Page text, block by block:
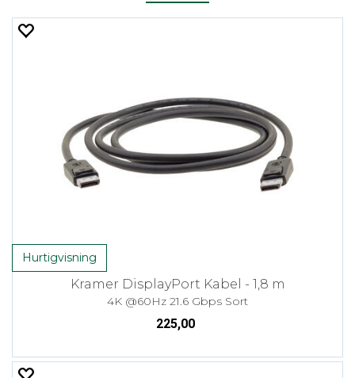
Hurtigvisning
Kramer DisplayPort Kabel - 1,8 m
4K @60Hz 21.6 Gbps Sort
225,00